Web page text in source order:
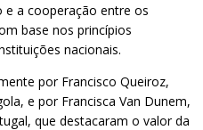
a cooperação entre os
base nos princípios
nacionais.
por Francisco Queiroz,
e por Francisca Van Dunem,
que destacaram o valor da